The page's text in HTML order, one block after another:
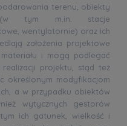
terenu, obiekty
(w tym m.in. stacje
wentylatornie) oraz ich
założenia projektowe
i mogą podlegać
projektu, stąd też
określonym modyfikacjom
a w przypadku obiektów
wytycznych gestorów
ich gatunek, wielkość i